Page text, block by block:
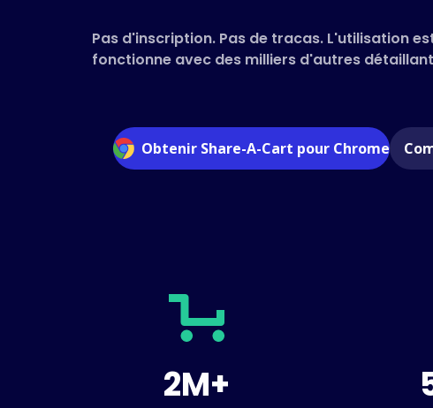
Pas d'inscription. Pas de tracas. L'utilisation
fonctionne avec des milliers d'autres
Obtenir Share-A-Cart pour Chrome
2M+